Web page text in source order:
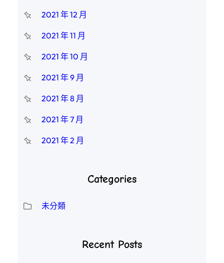
2021 年 12 月
2021 年 11 月
2021 年 10 月
2021 年 9 月
2021 年 8 月
2021 年 7 月
2021 年 2 月
Categories
未分類
Recent Posts